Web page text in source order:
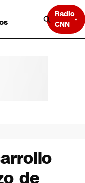
Radio
CNN
de